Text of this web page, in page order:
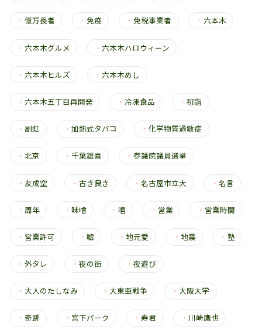
・ 億万長者 ・免疫 ・免税事業者 ・ 六本木
・ 六本木グルメ ・ 六本木ハロウィーン
・ 六本木ヒルズ ・ 六本木めし
・ 六本木五丁目再開発 ・冷凍食品 ・初詣
・ 副虹 ・加熱式タバコ ・化学物質過敏症
・ 北京 ・千葉雄喜 ・参議院議員選挙
・ 友成空 ・古き良き ・名古屋市立大 ・ 名言
・ 周年 ・味噌 ・唱 ・ 営業 ・ 営業時間
・ 営業許可 ・嘘 ・地元愛 ・ 地震 ・ 塾
・ 外タレ ・夜の街 ・夜遊び
・ 大人のたしなみ ・ 大東亜戦争 ・ 大阪大学
・ 奇跡 ・ 宮下パーク ・寿君 ・ 川崎鷹也